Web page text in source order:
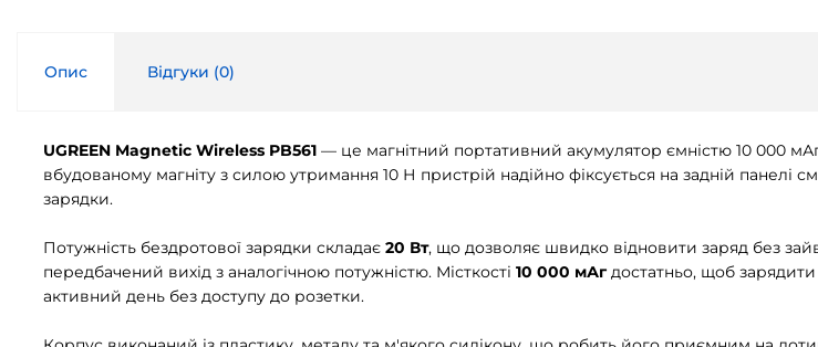
Опис Відгуки (0)
UGREEN Magnetic Wireless PB561 — це магнітний портативний акумулятор ємністю 10 000
вбудованому магніту з силою утримання 10 Н пристрій надійно фіксується на задній панелі
зарядки.
Потужність бездротової зарядки складає 20 Вт, що дозволяє швидко відновити заряд без
передбачений вихід з аналогічною потужністю. Місткості 10 000 мАг достатньо, щоб
активний день без доступу до розетки.